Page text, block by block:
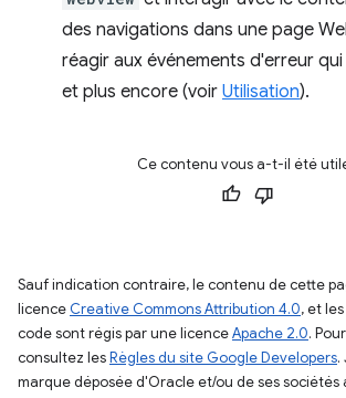
des navigations dans une page
réagir aux événements d'erreur
et plus encore (voir Utilisation).
Ce contenu vous a-t-il été
Sauf indication contraire, le contenu de cette
licence Creative Commons Attribution 4.0, et
code sont régis par une licenceApache 2.0.
consultez lesRègles du site Google Developers.
marque déposée d'Oracle et/ou de ses sociétés